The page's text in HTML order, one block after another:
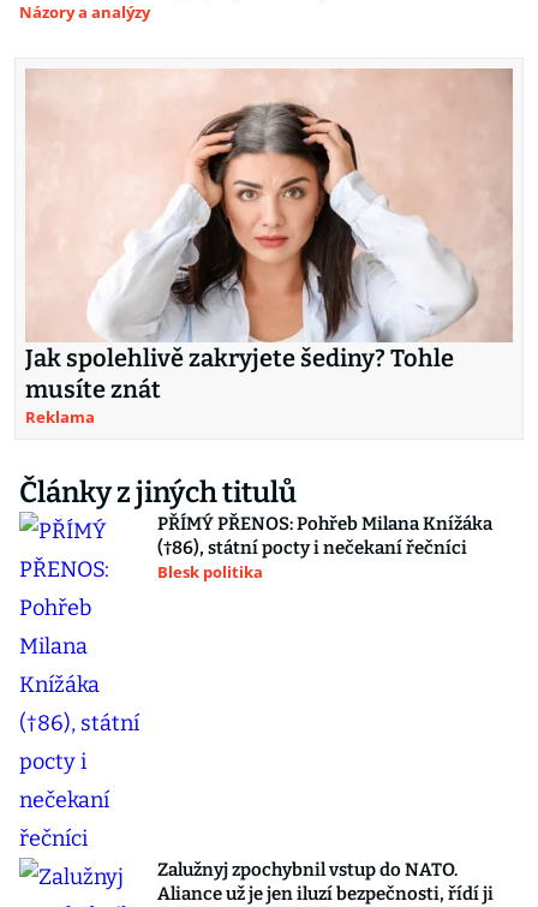
Názory a analýzy
Jak spolehlivě zakryjete šediny? Tohle
musíte znát
Reklama
Články z jiných titulů
PŘÍMÝ PŘENOS: Pohřeb Milana Knížáka
(†86), státní pocty i nečekaní řečníci
Blesk politika
Zalužnyj zpochybnil vstup do NATO.
Aliance už je jen iluzí bezpečnosti, řídí ji